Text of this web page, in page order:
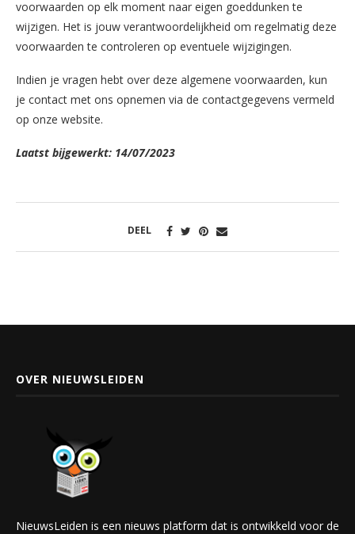
voorwaarden op elk moment naar eigen goeddunken te
wijzigen. Het is jouw verantwoordelijkheid om regelmatig deze
voorwaarden te controleren op eventuele wijzigingen.
Indien je vragen hebt over deze algemene voorwaarden, kun
je contact met ons opnemen via de contactgegevens vermeld
op onze website.
Laatst bijgewerkt: 14/07/2023
DEEL
OVER NIEUWSLEIDEN
NieuwsLeiden is een nieuws platform dat is ontwikkeld voor de